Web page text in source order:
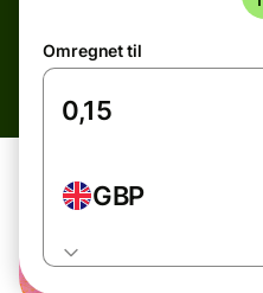
Omregnet til
GBP